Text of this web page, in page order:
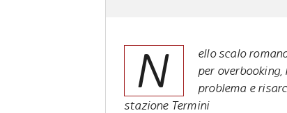
N
ello scalo
per
problema e
stazione Termini